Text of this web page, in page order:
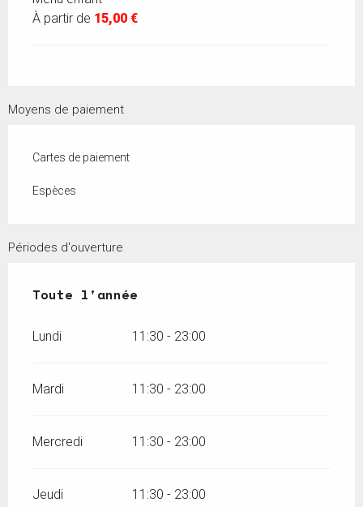
À partir de 15,00 €
Moyens de paiement
Cartes de paiement
Espèces
Périodes d'ouverture
Toute l'année
Toute l'année
Lundi 11:30 - 23:00
Mardi 11:30 - 23:00
Mercredi 11:30 - 23:00
Jeudi 11:30 - 23:00